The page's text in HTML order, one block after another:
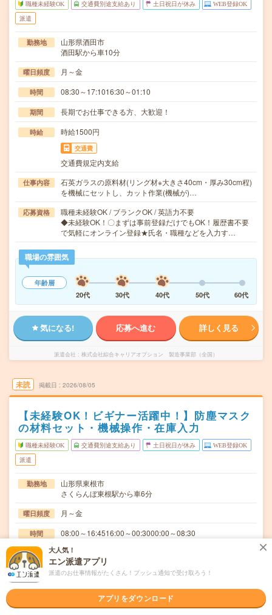
職種未経験OK 交通費別途支給あり 土日祝日が休み WEB登録OK
派遣
勤務地
山形県酒田市
酒田駅から車10分
曜日頻度 月～金
時間 08:30～17:1016:30～01:10
期間 長期でお仕事できる方、大歓迎！
時給 時給1500円
交通費
交通費規定内支給
仕事内容
石英ガラスの原料材(リング材※大きさ40cm・厚み30cm程)
を機械にセットし、カット作業(機械が)…
応募資格
職種未経験OK / ブランクOK / 英語力不要
◆未経験OK！〇まずは事前登録だけでもOK！履歴書不要
で気軽にオンライン登録★氏名・職種などを入力す…
職場の雰囲気
年齢層
20代
30代 40代 50代 60代
気になる! 応募へ進む 詳しく見る
派遣会社 株式会社綜合キャリアオプション 製造事業部（全国）
未読 掲載日 2026/08/05
【未経験OK！ビギナー活躍中！】防塵マスク
の材料セット・機械操作・在庫入力
職種未経験OK 交通費別途支給あり 土日祝日が休み WEB登録OK
派遣
勤務地
山形県東根市
さくらんぼ東根駅から車6分
曜日頻度 月～金
時間 08:00～16:4516:00～00:3000:00～08:30
期間 長期でお仕事できる方、大歓迎！
時給 時給1500円
交通費
交通費規定内支給
大人気！
エン派遣アプリ
派遣のお仕事情報がたくさん！プッシュ通知で受け取ろう！
アプリをダウンロード